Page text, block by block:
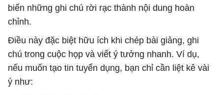
biến những ghi chú rời rạc thành nội dung hoàn
chỉnh.
Điều này đặc biệt hữu ích khi chép bài giảng, ghi
chú trong cuộc họp và viết ý tưởng nhanh. Ví dụ,
nếu muốn tạo tin tuyển dụng, bạn chỉ cần liệt kê vài
ý như: